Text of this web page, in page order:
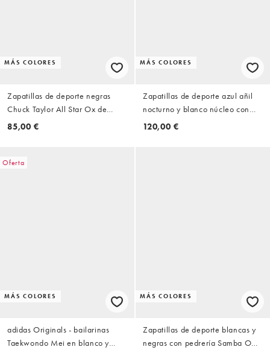
MÁS COLORES
Zapatillas de deporte negras
Chuck Taylor All Star Ox de
Converse
85,00 €
MÁS COLORES
Zapatillas de deporte azul añil
nocturno y blanco núcleo con
suela de goma Campus 00s de
120,00 €
Oferta
MÁS COLORES
adidas Originals - bailarinas
Taekwondo Mei en blanco y
MÁS COLORES
Zapatillas de deporte blancas y
negras con pedrería Samba OG